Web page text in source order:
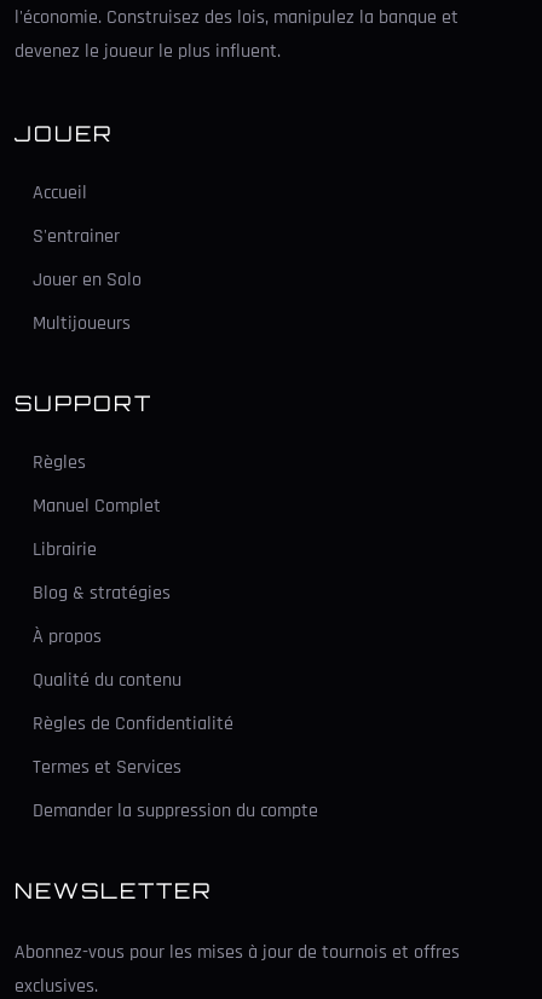
l'économie. Construisez des lois, manipulez la banque et
devenez le joueur le plus influent.
JOUER
Accueil
S'entrainer
Jouer en Solo
Multijoueurs
SUPPORT
Règles
Manuel Complet
Librairie
Blog & stratégies
À propos
Qualité du contenu
Règles de Confidentialité
Termes et Services
Demander la suppression du compte
NEWSLETTER
Abonnez-vous pour les mises à jour de tournois et offres
exclusives.